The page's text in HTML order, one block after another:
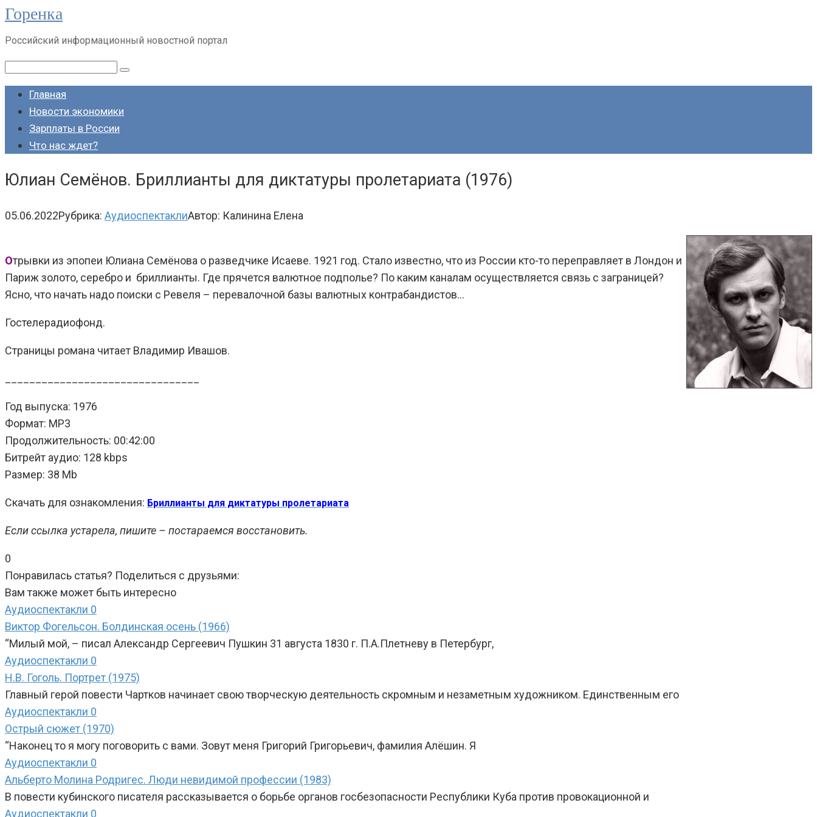
Перейти
контенту
Горенка
Российский информационный новостной портал
Поиск:
Главная
Новости экономики
Зарплаты в России
Что нас ждет?
Юлиан Семёнов. Бриллианты для диктатуры пролетариата (1976)
05.06.2022Рубрика: АудиоспектаклиАвтор: Калинина Елена
Отрывки из эпопеи Юлиана Семёнова о разведчике Исаеве. 1921 год. Стало известно, что из России кто-то переправляет в Лондон и
Париж золото, серебро и бриллианты. Где прячется валютное подполье? По каким каналам осуществляется связь с заграницей?
Ясно, что начать надо поиски с Ревеля – перевалочной базы валютных контрабандистов…
Гостелерадиофонд.
Страницы романа читает Владимир Ивашов.
Год выпуска: 1976
Формат: MP3
Продолжительность: 00:42:00
Битрейт аудио: 128 kbps
Размер: 38 Mb
Скачать для ознакомления: Бриллианты для диктатуры пролетариата
Если ссылка устарела, пишите – постараемся восстановить.
0
Понравилась статья? Поделиться с друзьями:
Вам также может быть интересно
Аудиоспектакли 0
Виктор Фогельсон. Болдинская осень (1966)
“Милый мой, – писал Александр Сергеевич Пушкин 31 августа 1830 г. П.А.Плетневу в Петербург,
Аудиоспектакли 0
Н.В. Гоголь. Портрет (1975)
Главный герой повести Чартков начинает свою творческую деятельность скромным и незаметным художником. Единственным его
Аудиоспектакли 0
Острый сюжет (1970)
“Наконец то я могу поговорить с вами. Зовут меня Григорий Григорьевич, фамилия Алёшин. Я
Аудиоспектакли 0
Альберто Молина Родригес. Люди невидимой профессии (1983)
В повести кубинского писателя рассказывается о борьбе органов госбезопасности Республики Куба против провокационной и
Аудиоспектакли 0